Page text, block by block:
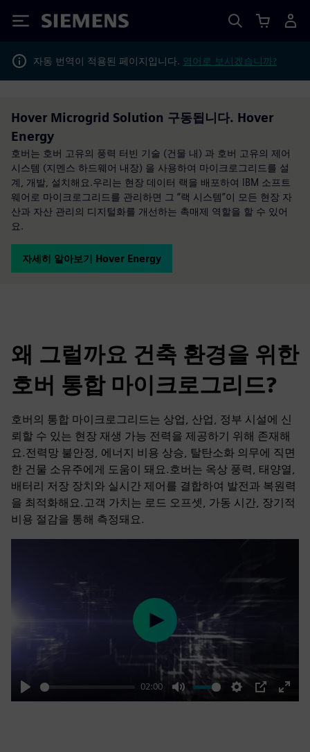
Siemens
자동 번역이 적용된 페이지입니다. 영어로 보시겠습니까?
Hover Microgrid Solution 구동됩니다. Hover
Energy
호버는 호버 고유의 풍력 터빈 기술 (건물 내) 과 호버 고유의 제어
시스템 (지멘스 하드웨어 내장) 을 사용하여 마이크로그리드를 설
계, 개발, 설치해요.우리는 현장 데이터 랙을 배포하여 IBM 소프트
웨어로 마이크로그리드를 관리하면 그 “랙 시스템”이 모든 현장 자
산과 자산 관리의 디지털화를 개선하는 촉매제 역할을 할 수 있어
요.
자세히 알아보기 Hover Energy
왜 그럴까요 건축 환경을 위한
호버 통합 마이크로그리드?
호버의 통합 마이크로그리드는 상업, 산업, 정부 시설에 신
뢰할 수 있는 현장 재생 가능 전력을 제공하기 위해 존재해
요.전력망 불안정, 에너지 비용 상승, 탈탄소화 의무에 직면
한 건물 소유주에게 도움이 돼요.호버는 옥상 풍력, 태양열,
배터리 저장 장치와 실시간 제어를 결합하여 발전과 복원력
을 최적화해요.고객 가치는 로드 오프셋, 가동 시간, 장기적
비용 절감을 통해 측정돼요.
Play
02:00
Mute Settings
PIP
Enter
Play